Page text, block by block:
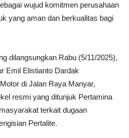
wujud komitmen perusahaan
yang aman dan berkualitas bagi
dilangsungkan Rabu (5/11/2025),
Emil Elistianto Dardak
di Jalan Raya Manyar,
resmi yang ditunjuk Pertamina
terkait dugaan
Pertalite.